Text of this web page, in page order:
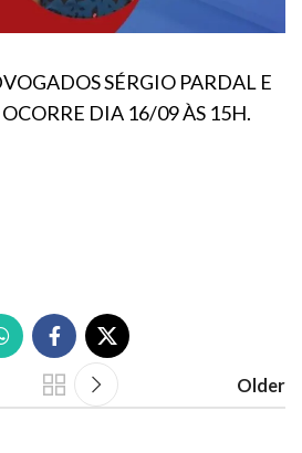
SÉRGIO PARDAL E
DIA 16/09 ÀS 15H.
Older